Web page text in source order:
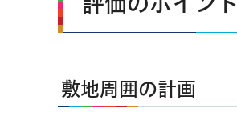
敷地周囲の計画